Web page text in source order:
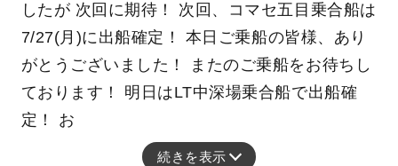
したが 次回に期待！ 次回、コマセ五目乗合船は
7/27(月)に出船確定！ 本日ご乗船の皆様、あり
がとうございました！ またのご乗船をお待ちし
ております！ 明日はLT中深場乗合船で出船確
定！ お
続きを表示